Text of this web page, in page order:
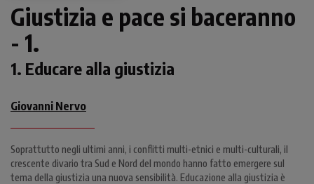
Giustizia e pace si baceranno
- 1.
1. Educare alla giustizia
Giovanni Nervo
Soprattutto negli ultimi anni, i conflitti multi-etnici e multi-culturali, il
crescente divario tra Sud e Nord del mondo hanno fatto emergere sul
tema della giustizia una nuova sensibilità. Educazione alla giustizia è